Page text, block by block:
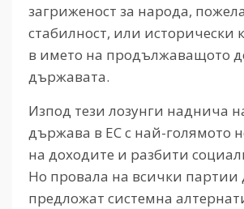
загриженост за народа,
стабилност, или исторически
в името на продължаващото
държавата.
Изпод тези лозунги наднича
държава в ЕС с най-голямото
на доходите и разбити
Но провала на всички партии
предложат системна